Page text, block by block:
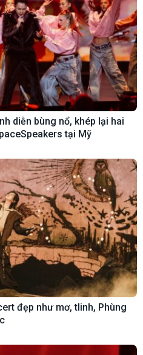
diễn bùng nổ, khép lại hai
tại Mỹ
đẹp như mơ, tlinh, Phùng